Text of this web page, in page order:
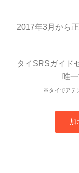
2017年3月から
タイSRSガイド
唯
※タイでアテ
加